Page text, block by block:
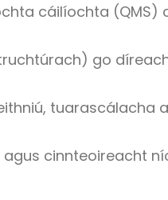
cáilíochta (QMS)
go
tuarascálacha a
cinnteoireacht